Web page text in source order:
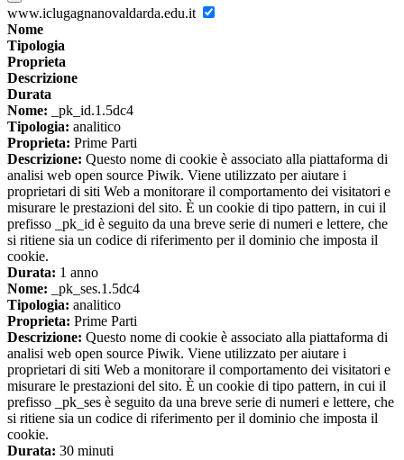
www.iclugagnanovaldarda.edu.it
Nome
Tipologia
Proprieta
Descrizione
Durata
Nome: _pk_id.1.5dc4
Tipologia: analitico
Proprieta: Prime Parti
Descrizione: Questo nome di cookie è associato alla piattaforma di
analisi web open source Piwik. Viene utilizzato per aiutare i
proprietari di siti Web a monitorare il comportamento dei visitatori e
misurare le prestazioni del sito. È un cookie di tipo pattern, in cui il
prefisso _pk_id è seguito da una breve serie di numeri e lettere, che
si ritiene sia un codice di riferimento per il dominio che imposta il
cookie.
Durata: 1 anno
Nome: _pk_ses.1.5dc4
Tipologia: analitico
Proprieta: Prime Parti
Descrizione: Questo nome di cookie è associato alla piattaforma di
analisi web open source Piwik. Viene utilizzato per aiutare i
proprietari di siti Web a monitorare il comportamento dei visitatori e
misurare le prestazioni del sito. È un cookie di tipo pattern, in cui il
prefisso _pk_ses è seguito da una breve serie di numeri e lettere, che
si ritiene sia un codice di riferimento per il dominio che imposta il
cookie.
Durata: 30 minuti